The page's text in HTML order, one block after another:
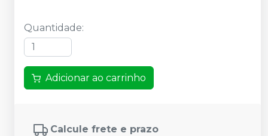
Quantidade:
Adicionar ao carrinho
Calcule frete e prazo